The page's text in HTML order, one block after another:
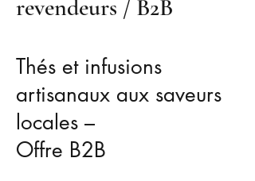
revendeurs / B2B
Thés et infusions
artisanaux aux saveurs
locales –
Offre B2B